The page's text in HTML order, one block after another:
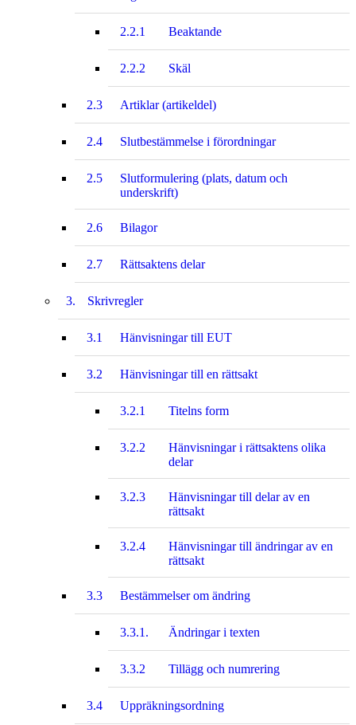
2.2.1 Beaktande
2.2.2 Skäl
2.3 Artiklar (artikeldel)
2.4 Slutbestämmelse i förordningar
2.5
Slutformulering (plats, datum och
underskrift)
2.6 Bilagor
2.7 Rättsaktens delar
3. Skrivregler
3.1 Hänvisningar till EUT
3.2 Hänvisningar till en rättsakt
3.2.1 Titelns form
3.2.2
Hänvisningar i rättsaktens olika
delar
3.2.3
Hänvisningar till delar av en
rättsakt
3.2.4
Hänvisningar till ändringar av en
rättsakt
3.3 Bestämmelser om ändring
3.3.1. Ändringar i texten
3.3.2 Tillägg och numrering
3.4 Uppräkningsordning